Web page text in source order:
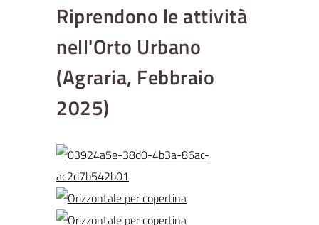
Riprendono le attività
nell'Orto Urbano
(Agraria, Febbraio
2025)